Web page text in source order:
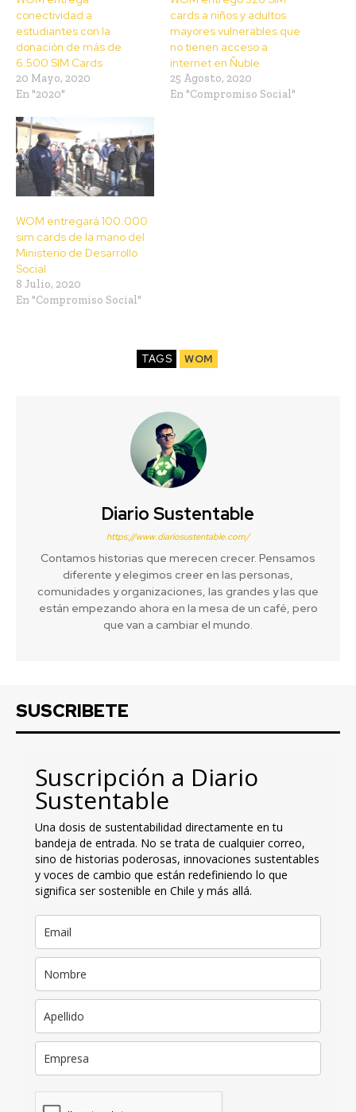
conectividad a
estudiantes con la
donación de más de
6.500 SIM Cards
20 Mayo, 2020
En "2020"
cards a niños y adultos
mayores vulnerables que
no tienen acceso a
internet en Ñuble
25 Agosto, 2020
En "Compromiso Social"
WOM entregará 100.000
sim cards de la mano del
Ministerio de Desarrollo
Social
8 Julio, 2020
En "Compromiso Social"
TAGS WOM
Diario Sustentable
https://www.diariosustentable.com/
Contamos historias que merecen crecer. Pensamos
diferente y elegimos creer en las personas,
comunidades y organizaciones, las grandes y las que
están empezando ahora en la mesa de un café, pero
que van a cambiar el mundo.
SUSCRIBETE
Suscripción a Diario
Sustentable
Una dosis de sustentabilidad directamente en tu
bandeja de entrada. No se trata de cualquier correo,
sino de historias poderosas, innovaciones sustentables
y voces de cambio que están redefiniendo lo que
significa ser sostenible en Chile y más allá.